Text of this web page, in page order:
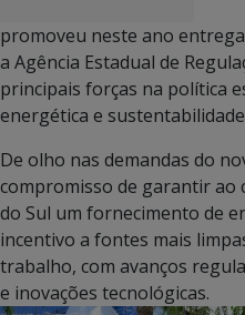
promoveu neste ano
a Agência Estadual de
principais forças na política
energética e
De olho nas demandas do
compromisso de garantir ao
do Sul um fornecimento de
incentivo a fontes mais
trabalho, com avanços
e inovações tecnológicas.